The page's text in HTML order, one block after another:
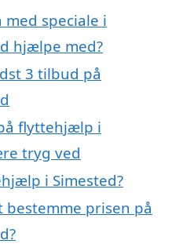
speciale i
hjælpe med?
3 tilbud på
flyttehjælp i
tryg ved
i Simested?
bestemme prisen på